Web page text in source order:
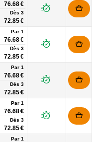
76.68 €
Dès 3
72.85 €
Par 1
76.68 €
Dès 3
72.85 €
Par 1
76.68 €
Dès 3
72.85 €
Par 1
76.68 €
Dès 3
72.85 €
Par 1